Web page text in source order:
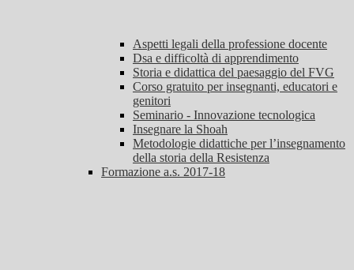
Aspetti legali della professione docente
Dsa e difficoltà di apprendimento
Storia e didattica del paesaggio del FVG
Corso gratuito per insegnanti, educatori e
genitori
Seminario - Innovazione tecnologica
Insegnare la Shoah
Metodologie didattiche per l’insegnamento
della storia della Resistenza
Formazione a.s. 2017-18